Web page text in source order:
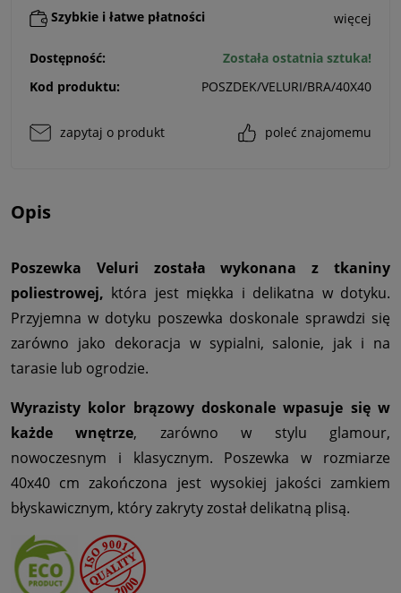
Szybkie i łatwe płatności
więcej
Dostępność:
Została ostatnia sztuka!
Kod produktu:
POSZDEK/VELURI/BRA/40X40
zapytaj o produkt poleć znajomemu
Opis
Poszewka Veluri została wykonana z tkaniny
poliestrowej, która jest miękka i delikatna w dotyku.
Przyjemna w dotyku poszewka doskonale sprawdzi się
zarówno jako dekoracja w sypialni, salonie, jak i na
tarasie lub ogrodzie.
Wyrazisty kolor brązowy doskonale wpasuje się w
każde wnętrze, zarówno w stylu glamour,
nowoczesnym i klasycznym. Poszewka w rozmiarze
40x40 cm zakończona jest wysokiej jakości zamkiem
błyskawicznym, który zakryty został delikatną plisą.